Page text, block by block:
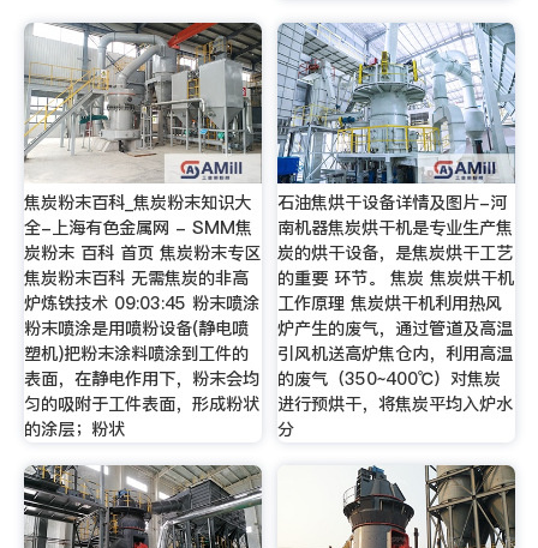
焦炭粉末百科_焦炭粉末知识大
全-上海有色金属网 - SMM焦
炭粉末 百科 首页 焦炭粉末专区
焦炭粉末百科 无需焦炭的非高
炉炼铁技术 09:03:45 粉末喷涂
粉末喷涂是用喷粉设备(静电喷
塑机)把粉末涂料喷涂到工件的
表面，在静电作用下，粉末会均
匀的吸附于工件表面，形成粉状
的涂层；粉状
石油焦烘干设备详情及图片-河
南机器焦炭烘干机是专业生产焦
炭的烘干设备，是焦炭烘干工艺
的重要 环节。 焦炭 焦炭烘干机
工作原理 焦炭烘干机利用热风
炉产生的废气，通过管道及高温
引风机送高炉焦仓内，利用高温
的废气（350~400℃）对焦炭
进行预烘干，将焦炭平均入炉水
分